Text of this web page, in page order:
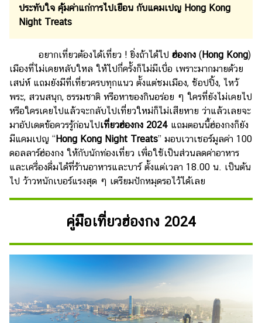
บันเทิง
หนัง
Music
Station
ละคร
บันเทิง
เกาหลี
ไลฟ์
ไตล์
ผู้
หญิง
สุขภาพ
ประทับใจ คุ้มค่าแก่การไปเยือน กับแคมเปญ Hong Kong
Night Treats
อยากเที่ยวต้องได้เที่ยว ! ยิ่งถ้าได้ไป ฮ่องกง (Hong Kong)
เมืองที่ไม่เคยหลับใหล ให้ไปกี่ครั้งก็ไม่มีเบื่อ เพราะมากมายด้วย
เสน่ห์ แถมยังมีที่เที่ยวครบทุกแนว ตั้งแต่ชมเมือง, ช้อปปิ้ง, ไหว้
พระ, สวนสนุก, ธรรมชาติ หรือหาของกินอร่อย ๆ ใครที่ยังไม่เคยไป
หรือใครเคยไปแล้วจะกลับไปเที่ยวใหม่ก็ไม่เสียหาย ว่าแล้วเลยจะ
มาอัปเดตข้อควรรู้ก่อนไปเที่ยวฮ่องกง 2024 แถมตอนนี้ฮ่องกงก็ยัง
มีแคมเปญ “Hong Kong Night Treats” มอบเวาเชอร์มูลค่า 100
ดอลลาร์ฮ่องกง ให้กับนักท่องเที่ยว เพื่อใช้เป็นส่วนลดค่าอาหาร
และเครื่องดื่มได้ที่ร้านอาหารและบาร์ ตั้งแต่เวลา 18.00 น. เป็นต้น
ไป ว้าวหนักเบอร์แรงสุด ๆ เตรียมปักหมุดรอไว้ได้เลย
คู่มือเที่ยวฮ่องกง 2024